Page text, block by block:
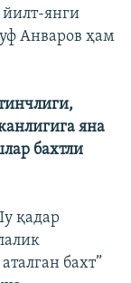
янги
Анваров ҳам
яна
бахтли
қадар
бахт”